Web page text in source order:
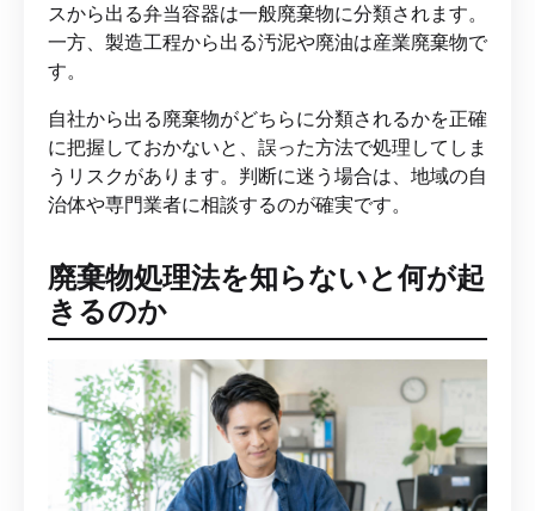
スから出る弁当容器は一般廃棄物に分類されます。
一方、製造工程から出る汚泥や廃油は産業廃棄物で
す。
自社から出る廃棄物がどちらに分類されるかを正確
に把握しておかないと、誤った方法で処理してしま
うリスクがあります。判断に迷う場合は、地域の自
治体や専門業者に相談するのが確実です。
廃棄物処理法を知らないと何が起
きるのか